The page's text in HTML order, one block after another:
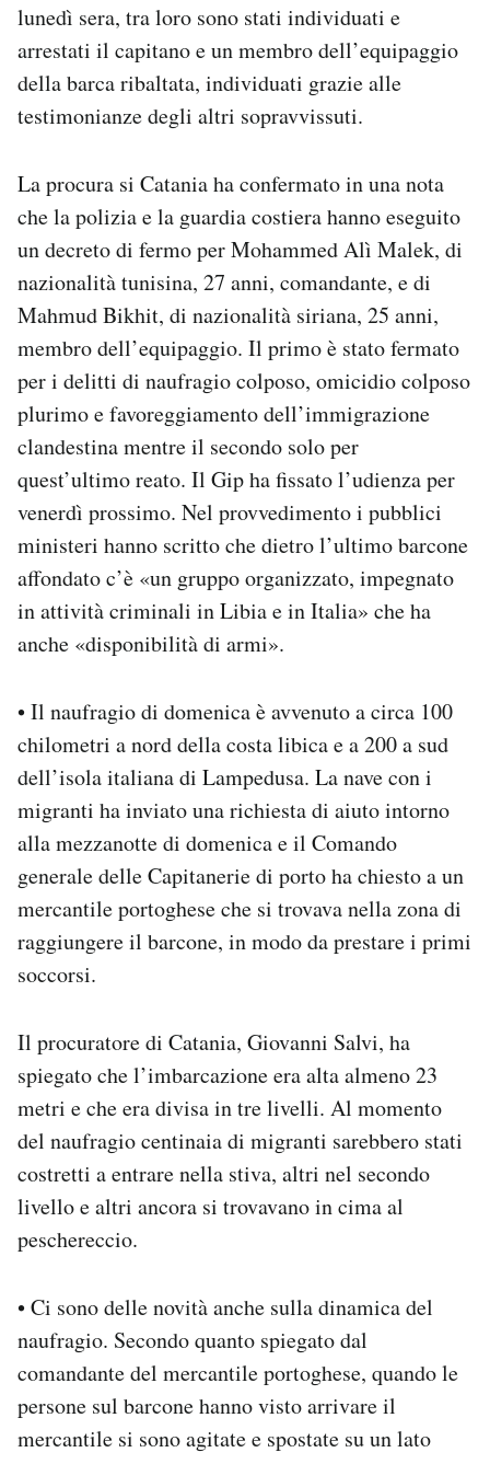
lunedì sera, tra loro sono stati individuati e
arrestati il capitano e un membro dell’equipaggio
della barca ribaltata, individuati grazie alle
testimonianze degli altri sopravvissuti.
La procura si Catania ha confermato in una nota
che la polizia e la guardia costiera hanno eseguito
un decreto di fermo per Mohammed Alì Malek, di
nazionalità tunisina, 27 anni, comandante, e di
Mahmud Bikhit, di nazionalità siriana, 25 anni,
membro dell’equipaggio. Il primo è stato fermato
per i delitti di naufragio colposo, omicidio colposo
plurimo e favoreggiamento dell’immigrazione
clandestina mentre il secondo solo per
quest’ultimo reato. Il Gip ha fissato l’udienza per
venerdì prossimo. Nel provvedimento i pubblici
ministeri hanno scritto che dietro l’ultimo barcone
affondato c’è «un gruppo organizzato, impegnato
in attività criminali in Libia e in Italia» che ha
anche «disponibilità di armi».
• Il naufragio di domenica è avvenuto a circa 100
chilometri a nord della costa libica e a 200 a sud
dell’isola italiana di Lampedusa. La nave con i
migranti ha inviato una richiesta di aiuto intorno
alla mezzanotte di domenica e il Comando
generale delle Capitanerie di porto ha chiesto a un
mercantile portoghese che si trovava nella zona di
raggiungere il barcone, in modo da prestare i primi
soccorsi.
Il procuratore di Catania, Giovanni Salvi, ha
spiegato che l’imbarcazione era alta almeno 23
metri e che era divisa in tre livelli. Al momento
del naufragio centinaia di migranti sarebbero stati
costretti a entrare nella stiva, altri nel secondo
livello e altri ancora si trovavano in cima al
peschereccio.
• Ci sono delle novità anche sulla dinamica del
naufragio. Secondo quanto spiegato dal
comandante del mercantile portoghese, quando le
persone sul barcone hanno visto arrivare il
mercantile si sono agitate e spostate su un lato